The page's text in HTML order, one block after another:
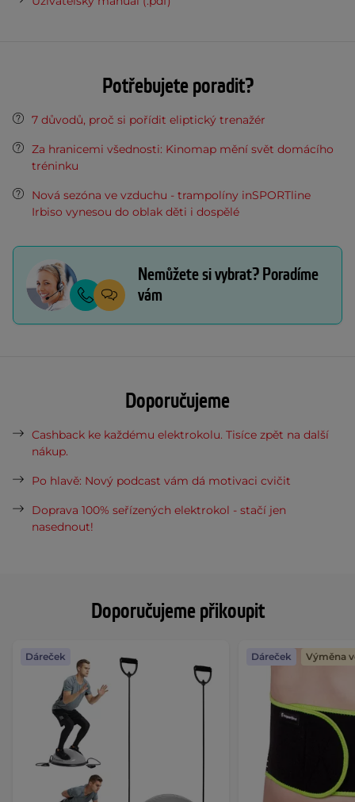
Doporučujeme přikoupit
Dáreček Dáreček Výměna
Potřebujete poradit?
7 důvodů, proč si pořídit eliptický trenažér
Za hranicemi všednosti: Kinomap mění svět domácího
tréninku
Nová sezóna ve vzduchu - trampolíny inSPORTline
Irbiso vynesou do oblak děti i dospělé
Nemůžete si vybrat? Poradíme
vám
Doporučujeme
Cashback ke každému elektrokolu. Tisíce zpět na další
nákup.
Po hlavě: Nový podcast vám dá motivaci cvičit
Doprava 100% seřízených elektrokol - stačí jen
nasednout!